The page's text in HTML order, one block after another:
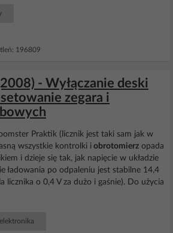
196809
- Wyłączanie deski
zegara i
Praktik (licznik jest taki sam jak w
wszystkie kontrolki i obrotomierz opada
i dzieje się tak, jak napięcie w układzie
ładowania po odpaleniu jest stabilne 14,4
licznika o 0,4 V za dużo i gaśnie). Do użycia